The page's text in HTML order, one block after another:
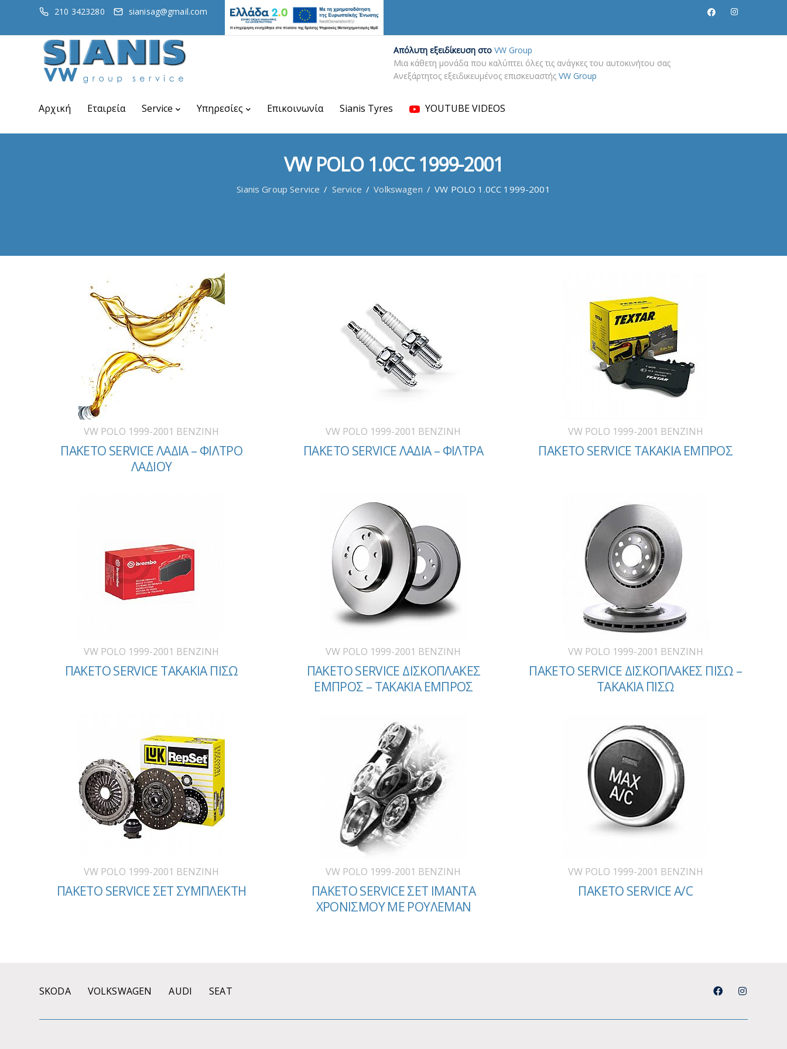
210 3423280 sianisag@gmail.com
Απόλυτη εξειδίκευση στο VW Group
Μια κάθετη μονάδα που καλύπτει όλες τις ανάγκες του αυτοκινήτου σας
Ανεξάρτητος εξειδικευμένος επισκευαστής VW Group
Αρχική Εταιρεία Service Υπηρεσίες Επικοινωνία Sianis Tyres YOUTUBE VIDEOS
VW POLO 1.0CC 1999-2001
Sianis Group Service / Service / Volkswagen / VW POLO 1.0CC 1999-2001
VW POLO 1999-2001 BENZINH
ΠΑΚΕΤΟ SERVICE ΛΑΔΙΑ – ΦΙΛΤΡΟ
ΛΑΔΙΟΥ
VW POLO 1999-2001 BENZINH
ΠΑΚΕΤΟ SERVICE ΛΑΔΙΑ – ΦΙΛΤΡΑ
VW POLO 1999-2001 BENZINH
ΠΑΚΕΤΟ SERVICE ΤΑΚΑΚΙΑ ΕΜΠΡΟΣ
VW POLO 1999-2001 BENZINH
ΠΑΚΕΤΟ SERVICE ΤΑΚΑΚΙΑ ΠΙΣΩ
VW POLO 1999-2001 BENZINH
ΠΑΚΕΤΟ SERVICE ΔΙΣΚΟΠΛΑΚΕΣ
ΕΜΠΡΟΣ – ΤΑΚΑΚΙΑ ΕΜΠΡΟΣ
VW POLO 1999-2001 BENZINH
ΠΑΚΕΤΟ SERVICE ΔΙΣΚΟΠΛΑΚΕΣ ΠΙΣΩ –
ΤΑΚΑΚΙΑ ΠΙΣΩ
VW POLO 1999-2001 BENZINH
ΠΑΚΕΤΟ SERVICE ΣΕΤ ΣΥΜΠΛΕΚΤΗ
VW POLO 1999-2001 BENZINH
ΠΑΚΕΤΟ SERVICE ΣΕΤ ΙΜΑΝΤΑ
ΧΡΟΝΙΣΜΟΥ ΜΕ ΡΟΥΛΕΜΑΝ
VW POLO 1999-2001 BENZINH
ΠΑΚΕΤΟ SERVICE A/C
SKODA VOLKSWAGEN AUDI SEAT